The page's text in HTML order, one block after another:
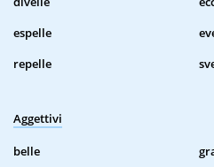
espelle
repelle
Aggettivi
belle